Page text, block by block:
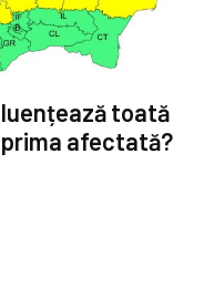
toată
prima afectată?